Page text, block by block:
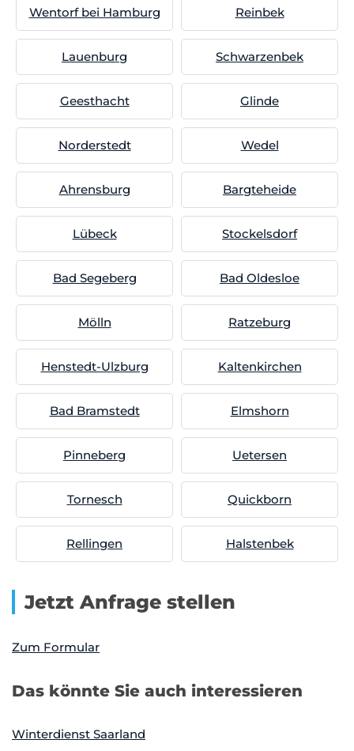
Wentorf bei Hamburg Reinbek
Lauenburg Schwarzenbek
Geesthacht Glinde
Norderstedt Wedel
Ahrensburg Bargteheide
Lübeck Stockelsdorf
Bad Segeberg Bad Oldesloe
Mölln Ratzeburg
Henstedt-Ulzburg Kaltenkirchen
Bad Bramstedt Elmshorn
Pinneberg Uetersen
Tornesch Quickborn
Rellingen Halstenbek
Jetzt Anfrage stellen
Zum Formular
Das könnte Sie auch interessieren
Winterdienst Saarland